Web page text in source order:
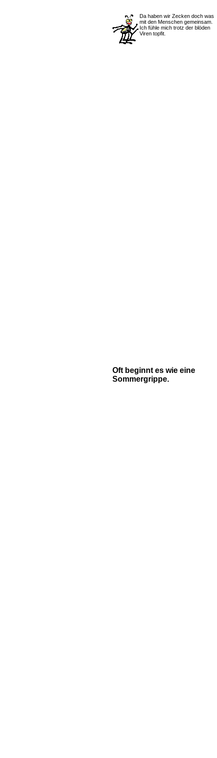
Da haben wir Zecken doch was
mit den Menschen gemeinsam.
Ich fühle mich trotz der blöden
Viren topfit.
Oft beginnt es wie eine
Sommergrippe.